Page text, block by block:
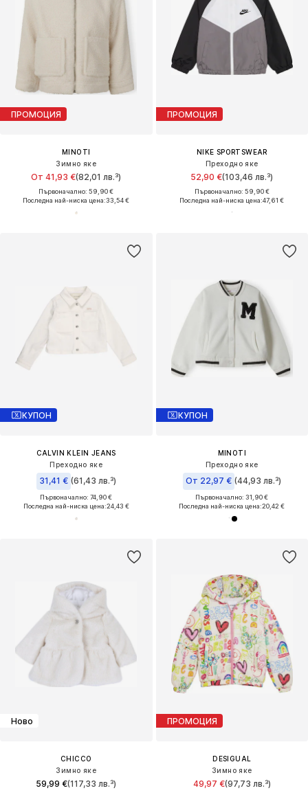
ПРОМОЦИЯ
MINOTI
Зимно яке
От 41,93 €(82,01 лв.³)
Първоначално: 59,90 €
Последна най-ниска цена:33,54 €
ПРОМОЦИЯ
NIKE SPORTSWEAR
Преходно яке
52,90 €(103,46 лв.³)
Първоначално: 59,90 €
Последна най-ниска цена:47,61 €
КУПОН
CALVIN KLEIN JEANS
Преходно яке
31,41 € (61,43 лв.³)
Първоначално: 74,90 €
Последна най-ниска цена:24,43 €
КУПОН
MINOTI
Преходно яке
От 22,97 € (44,93 лв.³)
Първоначално: 31,90 €
Последна най-ниска цена:20,42 €
Ново
CHICCO
Зимно яке
59,99 €(117,33 лв.³)
ПРОМОЦИЯ
DESIGUAL
Зимно яке
49,97 €(97,73 лв.³)